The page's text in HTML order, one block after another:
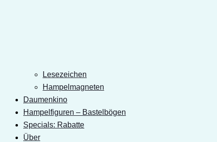
Lesezeichen
Hampelmagneten
Daumenkino
Hampelfiguren – Bastelbögen
Specials: Rabatte
Über